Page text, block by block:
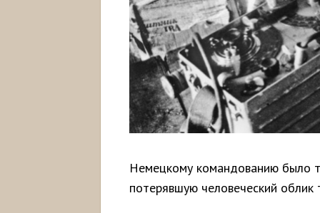
Немецкому командованию было
потерявшую человеческий облик